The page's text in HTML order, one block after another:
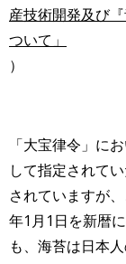
産技術開発及び
ついて」
）
「大宝律令」に
して指定されて
されていますが
年1月1日を新暦
も、海苔は日本